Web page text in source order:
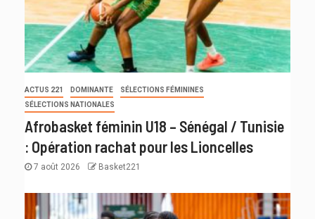
ACTUS 221 DOMINANTE
SÉLECTIONS FÉMININES
SÉLECTIONS NATIONALES
Afrobasket féminin U18 – Sénégal / Tunisie
: Opération rachat pour les Lioncelles
7 août 2026 Basket221